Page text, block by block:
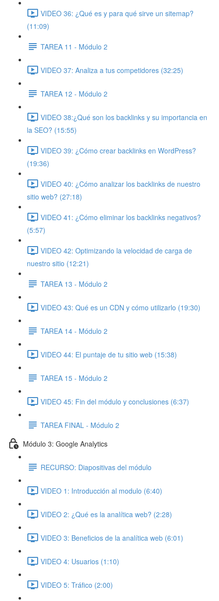
VIDEO 36: ¿Qué es y para qué sirve un sitemap?
(11:09)
TAREA 11 - Módulo 2
VIDEO 37: Analiza a tus competidores (32:25)
TAREA 12 - Módulo 2
VIDEO 38:¿Qué son los backlinks y su importancia en
la SEO? (15:55)
VIDEO 39: ¿Cómo crear backlinks en WordPress?
(19:36)
VIDEO 40: ¿Cómo analizar los backlinks de nuestro
sitio web? (27:18)
VIDEO 41: ¿Cómo eliminar los backlinks negativos?
(5:57)
VIDEO 42: Optimizando la velocidad de carga de
nuestro sitio (12:21)
TAREA 13 - Módulo 2
VIDEO 43: Qué es un CDN y cómo utilizarlo (19:30)
TAREA 14 - Módulo 2
VIDEO 44: El puntaje de tu sitio web (15:38)
TAREA 15 - Módulo 2
VIDEO 45: Fin del módulo y conclusiones (6:37)
TAREA FINAL - Módulo 2
Módulo 3: Google Analytics
RECURSO: Diapositivas del módulo
VIDEO 1: Introducción al modulo (6:40)
VIDEO 2: ¿Qué es la analítica web? (2:28)
VIDEO 3: Beneficios de la analítica web (6:01)
VIDEO 4: Usuarios (1:10)
VIDEO 5: Tráfico (2:00)